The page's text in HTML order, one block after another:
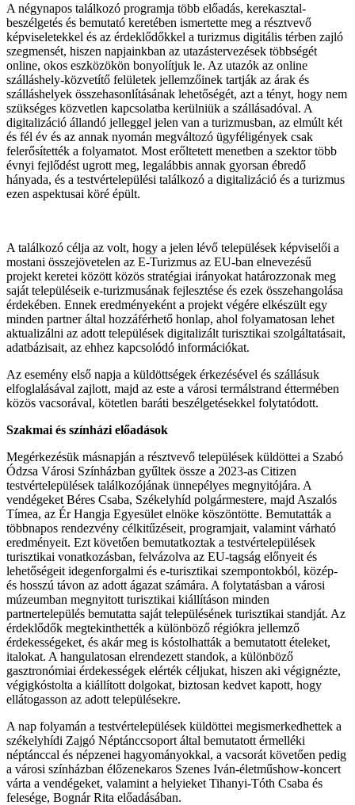
A négynapos találkozó programja több előadás, kerekasztal-
beszélgetés és bemutató keretében ismertette meg a résztvevő
képviseletekkel és az érdeklődőkkel a turizmus digitális térben zajló
szegmensét, hiszen napjainkban az utazástervezések többségét
online, okos eszközökön bonyolítjuk le. Az utazók az online
szálláshely-közvetítő felületek jellemzőinek tartják az árak és
szálláshelyek összehasonlításának lehetőségét, azt a tényt, hogy nem
szükséges közvetlen kapcsolatba kerülniük a szállásadóval. A
digitalizáció állandó jelleggel jelen van a turizmusban, az elmúlt két
és fél év és az annak nyomán megváltozó ügyféligények csak
felerősítették a folyamatot. Most erőltetett menetben a szektor több
évnyi fejlődést ugrott meg, legalábbis annak gyorsan ébredő
hányada, és a testvértelepülési találkozó a digitalizáció és a turizmus
ezen aspektusai köré épült.
A találkozó célja az volt, hogy a jelen lévő települések képviselői a
mostani összejövetelen az E-Turizmus az EU-ban elnevezésű
projekt keretei között közös stratégiai irányokat határozzonak meg
saját településeik e-turizmusának fejlesztése és ezek összehangolása
érdekében. Ennek eredményeként a projekt végére elkészült egy
minden partner által hozzáférhető honlap, ahol folyamatosan lehet
aktualizálni az adott települések digitalizált turisztikai szolgáltatásait,
adatbázisait, az ehhez kapcsolódó információkat.
Az esemény első napja a küldöttségek érkezésével és szállásuk
elfoglalásával zajlott, majd az este a városi termálstrand éttermében
közös vacsorával, kötetlen baráti beszélgetésekkel folytatódott.
Szakmai és színházi előadások
Megérkezésük másnapján a résztvevő települések küldöttei a Szabó
Ódzsa Városi Színházban gyűltek össze a 2023-as Citizen
testvértelepülések találkozójának ünnepélyes megnyitójára. A
vendégeket Béres Csaba, Székelyhíd polgármestere, majd Aszalós
Tímea, az Ér Hangja Egyesület elnöke köszöntötte. Bemutatták a
többnapos rendezvény célkitűzéseit, programjait, valamint várható
eredményeit. Ezt követően bemutatkoztak a testvértelepülések
turisztikai vonatkozásban, felvázolva az EU-tagság előnyeit és
lehetőségeit idegenforgalmi és e-turisztikai szempontokból, közép-
és hosszú távon az adott ágazat számára. A folytatásban a városi
múzeumban megnyitott turisztikai kiállításon minden
partnertelepülés bemutatta saját településének turisztikai standját. Az
érdeklődők megtekinthették a különböző régiókra jellemző
érdekességeket, és akár meg is kóstolhatták a bemutatott ételeket,
italokat. A hangulatosan elrendezett standok, a különböző
gasztronómiai érdekességek elérték céljukat, hiszen aki végignézte,
végigkóstolta a kiállított dolgokat, biztosan kedvet kapott, hogy
ellátogasson az adott településekre.
A nap folyamán a testvértelepülések küldöttei megismerkedhettek a
székelyhídi Zajgó Néptánccsoport által bemutatott érmelléki
néptánccal és népzenei hagyományokkal, a vacsorát követően pedig
a városi színházban élőzenekaros Szenes Iván-életműshow-koncert
várta a vendégeket, valamint a helyieket Tihanyi-Tóth Csaba és
felesége, Bognár Rita előadásában.